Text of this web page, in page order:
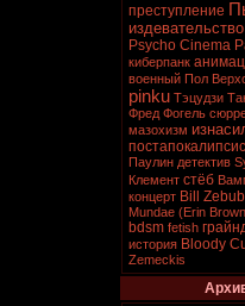
преступление
издевательство
Psycho Cinema
киберпанк
военный Пол
pinku Тэцудзи
Фред Фогель
мазохизм
постапокалипсис
Паулин детектив
Клемент стёб
концерт Bill Zebub
Mundae (Erin
bdsm fetish
история Bloody
Zemeckis